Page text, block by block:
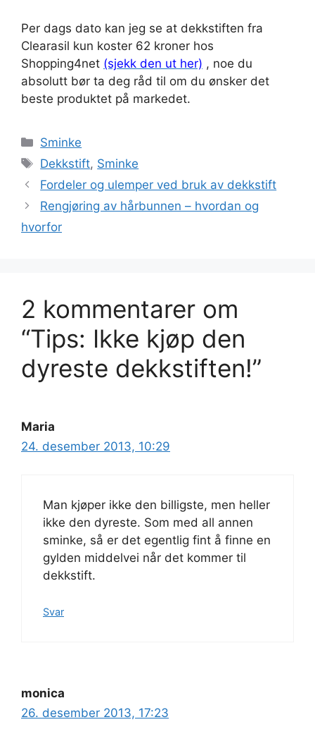
Per dags dato kan jeg se at dekkstiften fra
Clearasil kun koster 62 kroner hos
Shopping4net (sjekk den ut her) , noe du
absolutt bør ta deg råd til om du ønsker det
beste produktet på markedet.
Kategorier
Sminke
Stikkord
Dekkstift, Sminke
Fordeler og ulemper ved bruk av dekkstift
Rengjøring av hårbunnen – hvordan og
hvorfor
2 kommentarer om
“Tips: Ikke kjøp den
dyreste dekkstiften!”
Maria
24. desember 2013, 10:29
Man kjøper ikke den billigste, men heller
ikke den dyreste. Som med all annen
sminke, så er det egentlig fint å finne en
gylden middelvei når det kommer til
dekkstift.
Svar
monica
26. desember 2013, 17:23